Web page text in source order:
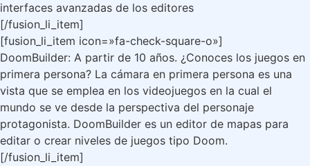
interfaces avanzadas de los editores
[/fusion_li_item]
[fusion_li_item icon=»fa-check-square-o»]
DoomBuilder: A partir de 10 años. ¿Conoces los juegos en
primera persona? La cámara en primera persona es una
vista que se emplea en los videojuegos en la cual el
mundo se ve desde la perspectiva del personaje
protagonista. DoomBuilder es un editor de mapas para
editar o crear niveles de juegos tipo Doom.
[/fusion_li_item]